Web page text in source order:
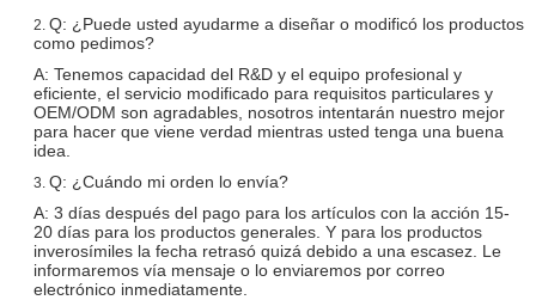
2. Q: ¿Puede usted ayudarme a diseñar o modificó los productos
como pedimos?
A: Tenemos capacidad del R&D y el equipo profesional y
eficiente, el servicio modificado para requisitos particulares y
OEM/ODM son agradables, nosotros intentarán nuestro mejor
para hacer que viene verdad mientras usted tenga una buena
idea.
3. Q: ¿Cuándo mi orden lo envía?
A: 3 días después del pago para los artículos con la acción 15-
20 días para los productos generales. Y para los productos
inverosímiles la fecha retrasó quizá debido a una escasez. Le
informaremos vía mensaje o lo enviaremos por correo
electrónico inmediatamente.